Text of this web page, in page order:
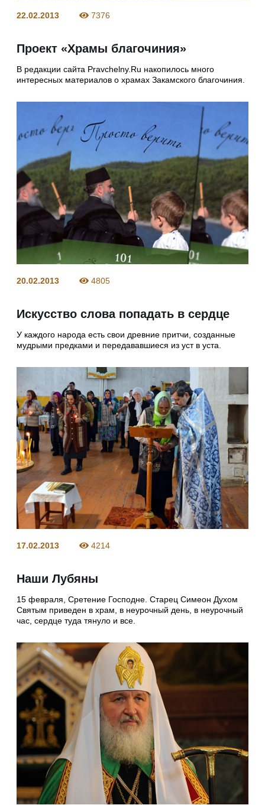
22.02.2013 7376
Проект «Храмы благочиния»
В редакции сайта Pravchelny.Ru накопилось много
интересных материалов о храмах Закамского благочиния.
20.02.2013 4805
Искусство слова попадать в сердце
У каждого народа есть свои древние притчи, созданные
мудрыми предками и передававшиеся из уст в уста.
17.02.2013 4214
Наши Лубяны
15 февраля, Сретение Господне. Старец Симеон Духом
Святым приведен в храм, в неурочный день, в неурочный
час, сердце туда тянуло и все.